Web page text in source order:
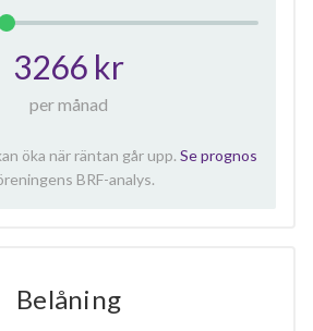
3266 kr
per månad
öka när räntan går upp. Se prognos
BRF-analys.
Belåning